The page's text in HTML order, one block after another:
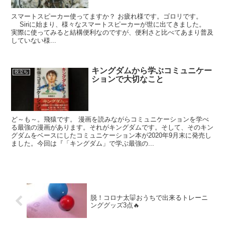
スマートスピーカー使ってますか？ お疲れ様です。ゴロリです。
Siriに始まり、様々なスマートスピーカーが世に出てきました。
実際に使ってみると結構便利なのですが、便利さと比べてあまり普及
していない様...
役立ち
キングダムから学ぶコミュニケー
ションで大切なこと
ど～も～。飛猿です。 漫画を読みながらコミュニケーションを学べ
る最強の漫画があります。それがキングダムです。そして、そのキン
グダムをベースにしたコミュニケーション本が2020年9月末に発売し
ました。今回は『「キングダム」で学ぶ最強の...
脱！コロナ太🐷おうちで出来るトレーニ
ンググッズ3点🔥